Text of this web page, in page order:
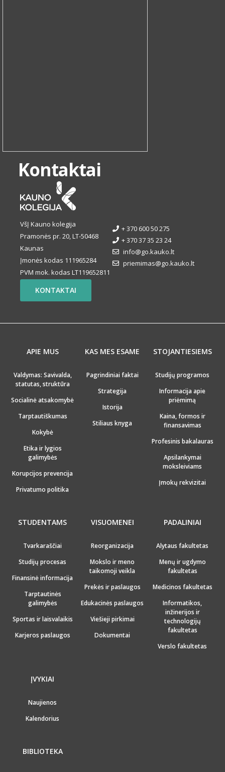
Kontaktai
VšĮ Kauno kolegija
Pramonės pr. 20, LT-50468
Kaunas
Įmonės kodas 111965284
PVM mok. kodas LT119652811
+ 370 600 50 275
+ 370 37 35 23 24
info@go.kauko.lt
priemimas@go.kauko.lt
KONTAKTAI
APIE MUS
Valdymas: Savivalda,
statutas, struktūra
Socialinė atsakomybė
Tarptautiškumas
Kokybė
Etika ir lygios
galimybės
Korupcijos prevencija
Privatumo politika
KAS MES ESAME
Pagrindiniai faktai
Strategija
Istorija
Stiliaus knyga
STOJANTIESIEMS
Studijų programos
Informacija apie
priėmimą
Kaina, formos ir
finansavimas
Profesinis bakalauras
Apsilankymai
moksleiviams
Įmokų rekvizitai
STUDENTAMS
Tvarkaraščiai
Studijų procesas
Finansinė informacija
Tarptautinės
galimybės
Sportas ir laisvalaikis
Karjeros paslaugos
VISUOMENEI
Reorganizacija
Mokslo ir meno
taikomoji veikla
Prekės ir paslaugos
Edukacinės paslaugos
Viešieji pirkimai
Dokumentai
PADALINIAI
Alytaus fakultetas
Menų ir ugdymo
fakultetas
Medicinos fakultetas
Informatikos,
inžinerijos ir
technologijų
fakultetas
Verslo fakultetas
ĮVYKIAI
Naujienos
Kalendorius
BIBLIOTEKA